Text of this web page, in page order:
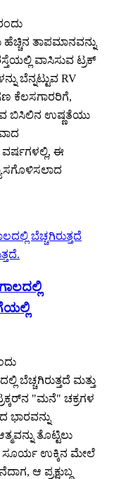
ತಾಪಮಾನವನ್ನು
ವಾಸಿಸುವ ಟ್ರಕ್
ಬೆನ್ನಟ್ಟುವ RV
ಕೆಲಸಗಾರರಿಗೆ,
ಬಿಸಿಲಿನ ಉಷ್ಣತೆಯು
ವರ್ಷಗಳಲ್ಲಿ, ಈ
ಬೆಚ್ಚಗಿರುತ್ತದೆ ಮತ್ತು
"ಮನೆ" ಚಕ್ರಗಳ
ಭಾರವನ್ನು
ತೊಟ್ಟಿಲು
ಸೂರ್ಯ ಉಕ್ಕಿನ ಮೇಲೆ
ಆ ಪ್ರಕ್ಷುಬ್ಧ